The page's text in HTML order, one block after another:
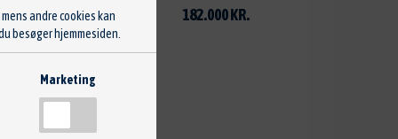
182.000 KR.
andre cookies kan
besøger hjemmesiden.
Hvordan du præcist
Marketing